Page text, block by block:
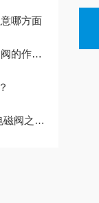
哪方面
什么？
IR系列？